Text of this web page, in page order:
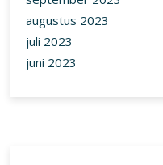
augustus 2023
juli 2023
juni 2023